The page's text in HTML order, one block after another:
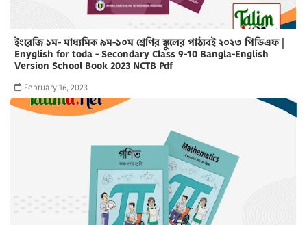
ইংরেজি ১ম- মাধ্যমিক ৯ম-১০ম শ্রেণির স্কুলের পাঠ্যবই ২০২৩ পিডিএফ |
Enyglish for toda - Secondary Class 9-10 Bangla-English
Version School Book 2023 NCTB Pdf
February 16, 2023